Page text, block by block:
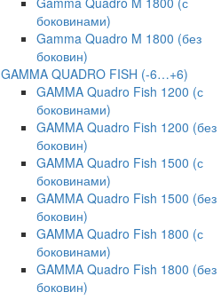
боковинами)
Gamma Quadro M 1800 (без
боковин)
GAMMA QUADRO FISH (-6…+6)
GAMMA Quadro Fish 1200 (с
боковинами)
GAMMA Quadro Fish 1200 (без
боковин)
GAMMA Quadro Fish 1500 (с
боковинами)
GAMMA Quadro Fish 1500 (без
боковин)
GAMMA Quadro Fish 1800 (с
боковинами)
GAMMA Quadro Fish 1800 (без
боковин)